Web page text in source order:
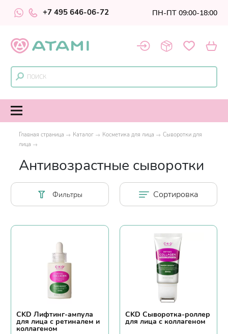
+7 495 646-06-72 ПН-ПТ 09:00-18:00
Главная страница Каталог Косметика для лица
Сыворотки для
лица
Антивозрастные сыворотки
Фильтры Сортировка
CKD Лифтинг-ампула
для лица с ретиналем и
коллагеном
CKD Сыворотка-роллер
для лица с коллагеном